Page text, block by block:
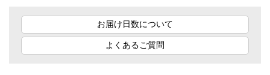
お届け日数について
よくあるご質問